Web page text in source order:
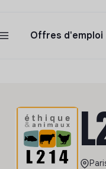
Offres d'emploi